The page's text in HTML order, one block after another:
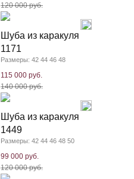
120 000 руб.
Шуба из каракуля
1171
Размеры: 42 44 46 48
115 000 руб.
140 000 руб.
Шуба из каракуля
1449
Размеры: 42 44 46 48 50
99 000 руб.
120 000 руб.